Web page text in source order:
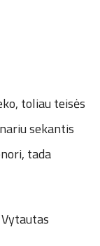
toliau teisės
sekantis
tada